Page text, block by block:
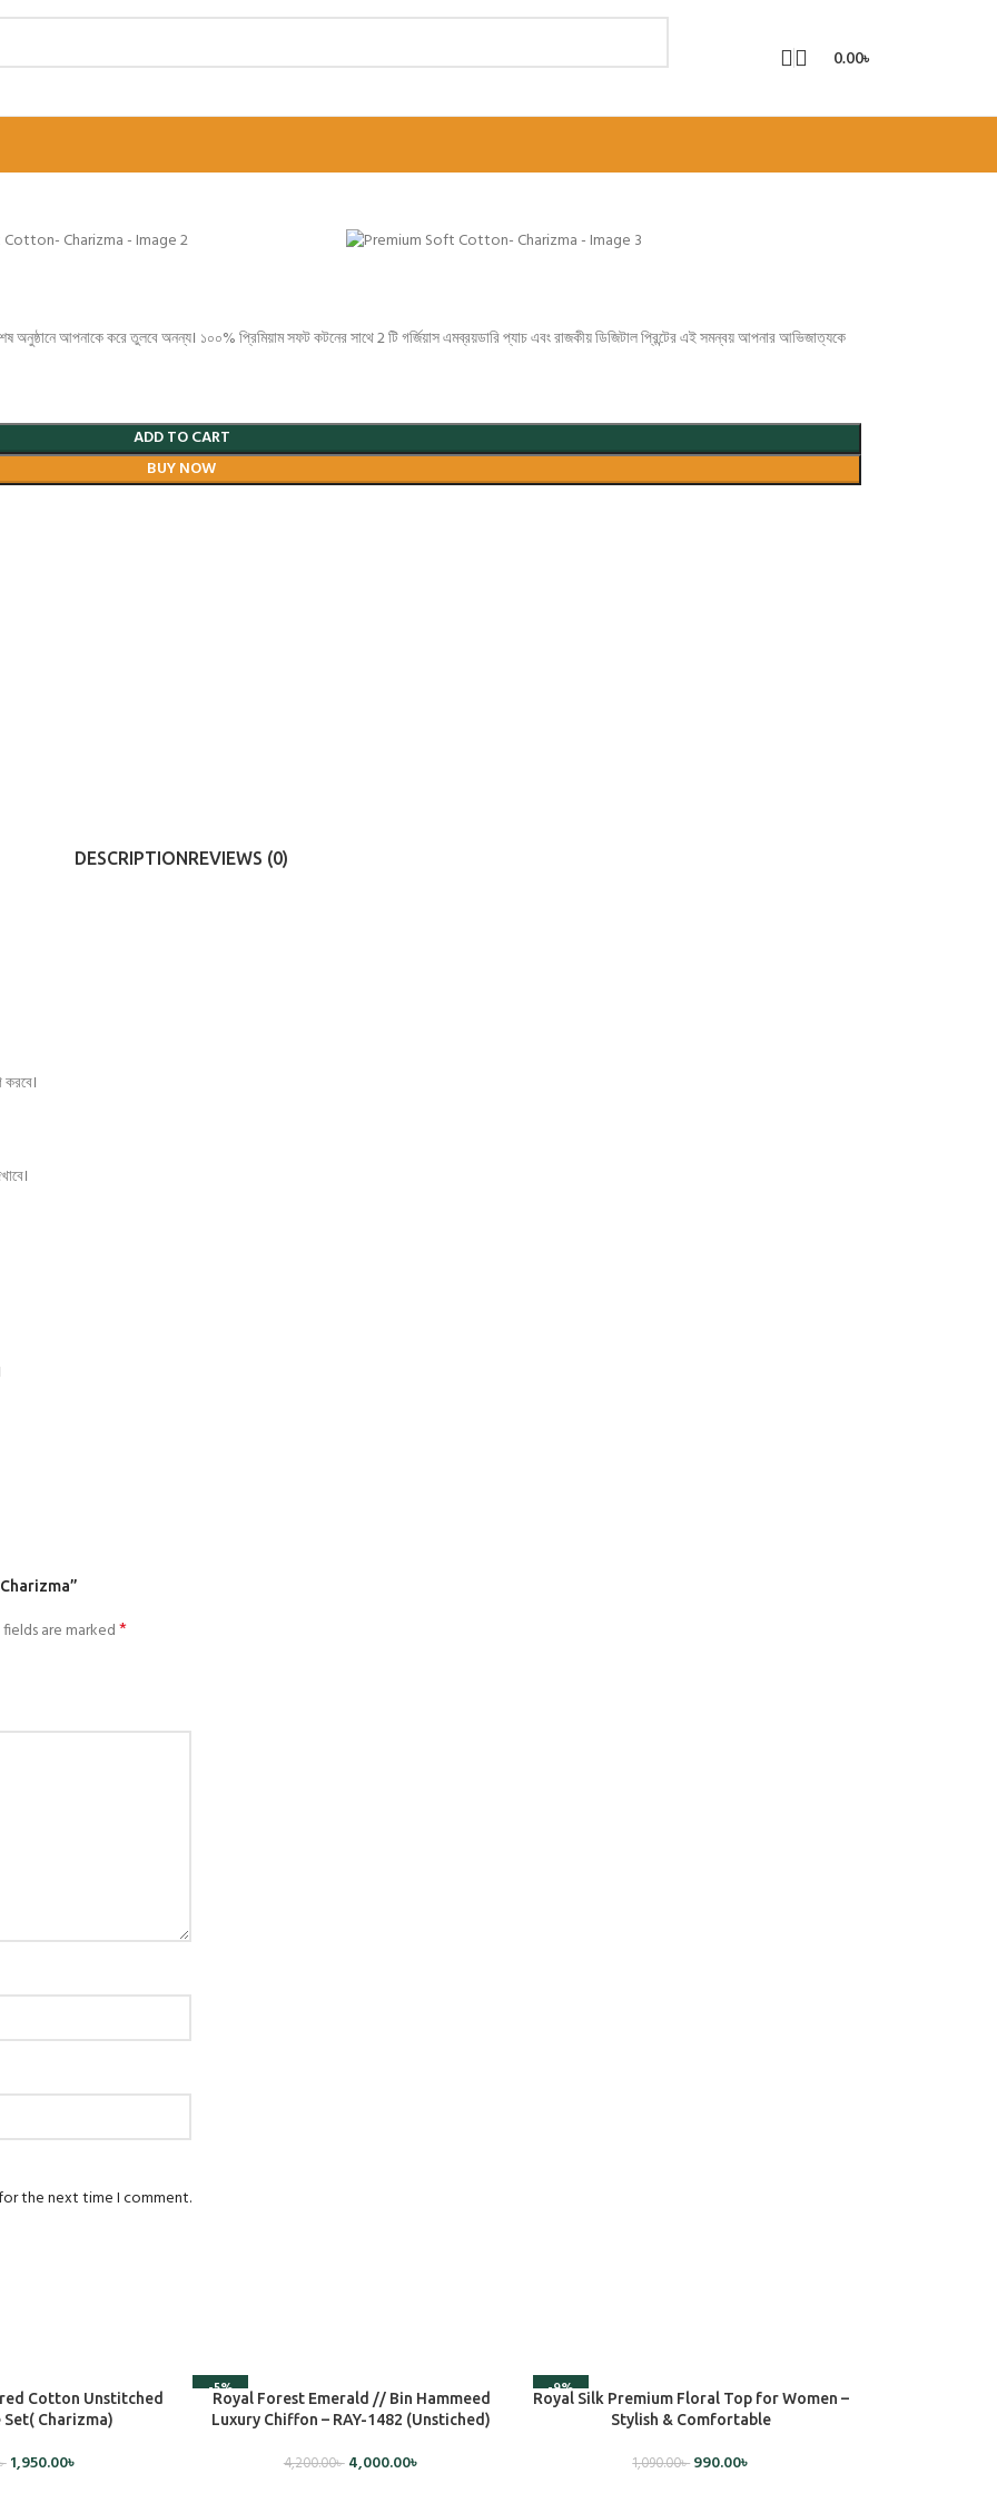
0.00৳
অনুষ্ঠানে আপনাকে করে তুলবে অনন্য। ১০০% প্রিমিয়াম সফট কটনের সাথে 2 টি গর্জিয়াস এমব্রয়ডারি প্যাচ এবং রাজকীয় ডিজিটাল প্রিন্টের এই সমন্বয় আপনার আভিজাত্যকে
ADD TO CART
BUY NOW
DESCRIPTIONREVIEWS (0)
are marked*
the next time I comment.
Cotton Unstitched
Charizma)
1,950.00৳
-5%
ADD TO CART
Royal Forest Emerald // Bin Hammeed
Luxury Chiffon – RAY-1482 (Unstiched)
4,200.00৳ 4,000.00৳
-9%
ADD TO CART
Royal Silk Premium Floral Top for Women –
Stylish & Comfortable
1,090.00৳ 990.00৳